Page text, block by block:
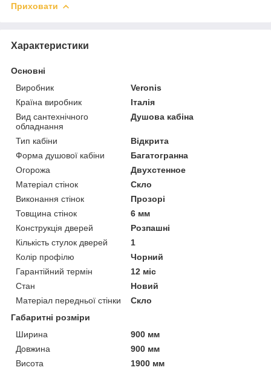
Приховати
Характеристики
Основні
Виробник
Veronis
Країна виробник
Італія
Вид сантехнічного
обладнання
Душова кабіна
Тип кабіни
Відкрита
Форма душової кабіни
Багатогранна
Огорожа
Двухстенное
Матеріал стінок
Скло
Виконання стінок
Прозорі
Товщина стінок
6 мм
Конструкція дверей
Розпашні
Кількість стулок дверей
1
Колір профілю
Чорний
Гарантійний термін
12 міс
Стан
Новий
Матеріал передньої стінки
Скло
Габаритні розміри
Ширина
900 мм
Довжина
900 мм
Висота
1900 мм